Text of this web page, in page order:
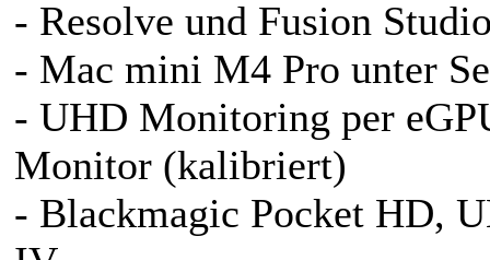
- Resolve und Fusion
- Mac mini M4 Pro unter
- UHD Monitoring per
Monitor (kalibriert)
- Blackmagic Pocket HD,